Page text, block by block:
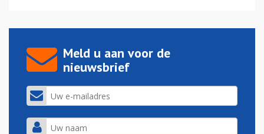
Meld u aan voor de
nieuwsbrief